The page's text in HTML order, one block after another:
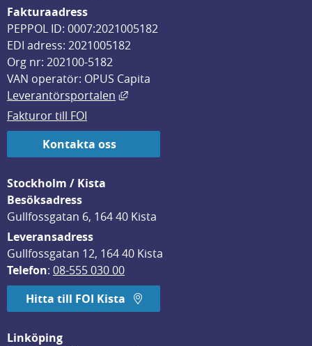
Fakturaadress
PEPPOL ID: 0007:2021005182
EDI adress: 2021005182
Org nr: 202100-5182
VAN operatör: OPUS Capita
Leverantörsportalen
Länk till annan webbplats, öppnas
Fakturor till FOI
Kontakta oss
Stockholm / Kista
Besöksadress
Gullfossgatan 6, 164 40 Kista
Leveransadress
Gullfossgatan 12, 164 40 Kista
Telefon: 08-555 030 00
Hitta till FOI Kista
Linköping